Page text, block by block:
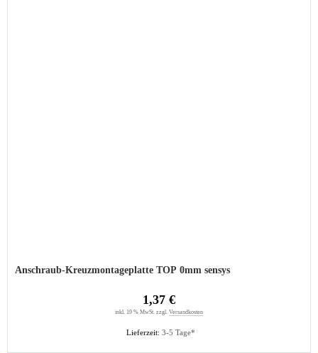
Anschraub-Kreuzmontageplatte TOP 0mm sensys
Lieferzeit: 3-5 Tage*
1,37 €
inkl. 19 % MwSt. zzgl. Versandkosten